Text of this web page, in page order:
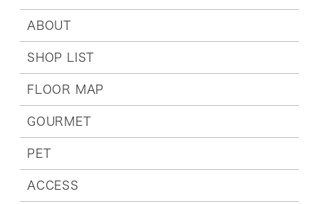
ABOUT
SHOP LIST
FLOOR MAP
GOURMET
PET
ACCESS